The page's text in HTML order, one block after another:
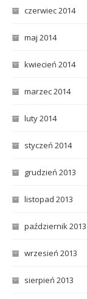
czerwiec 2014
maj 2014
kwiecień 2014
marzec 2014
luty 2014
styczeń 2014
grudzień 2013
listopad 2013
październik 2013
wrzesień 2013
sierpień 2013